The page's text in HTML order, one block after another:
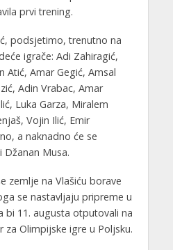
prvi trening.
podsjetimo, trenutno na
igrače: Adi Zahiragić,
Atić, Amar Gegić, Amsal
Adin Vrabac, Amar
Luka Garza, Miralem
Vojin Ilić, Emir
a naknadno će se
Džanan Musa.
zemlje na Vlašiću borave
se nastavljaju pripreme u
bi 11. augusta otputovali na
za Olimpijske igre u Poljsku.